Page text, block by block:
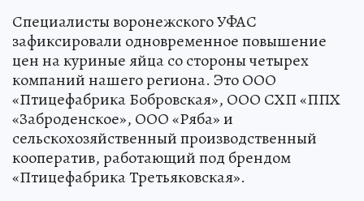
Специалисты воронежского УФАС
зафиксировали одновременное повышение
цен на куриные яйца со стороны четырех
компаний нашего региона. Это ООО
«Птицефабрика Бобровская», ООО СХП «ППХ
«Заброденское», ООО «Ряба» и
сельскохозяйственный производственный
кооператив, работающий под брендом
«Птицефабрика Третьяковская».